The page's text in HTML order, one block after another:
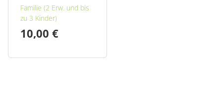
Familie (2 Erw. und bis
zu 3 Kinder)
10,00 €